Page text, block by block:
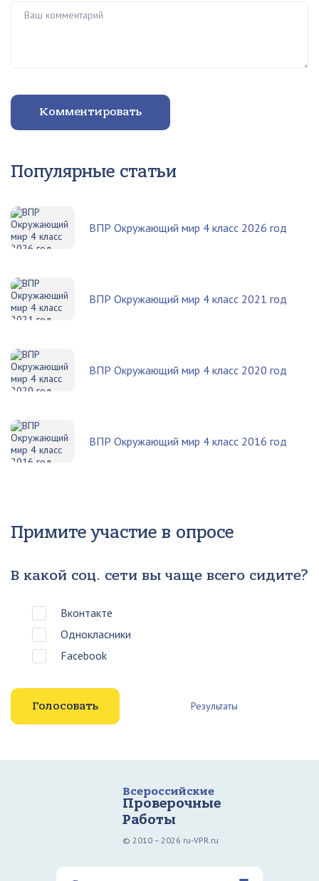
Комментировать
Популярные статьи
ВПР Окружающий мир 4 класс 2026 год
ВПР Окружающий мир 4 класс 2021 год
ВПР Окружающий мир 4 класс 2020 год
ВПР Окружающий мир 4 класс 2016 год
Примите участие в опросе
В какой соц. сети вы чаще всего сидите?
Вконтакте
Однокласники
Facebook
Результаты
Всероссийские
Проверочные
Работы
© 2010 – 2026 ru-VPR.ru